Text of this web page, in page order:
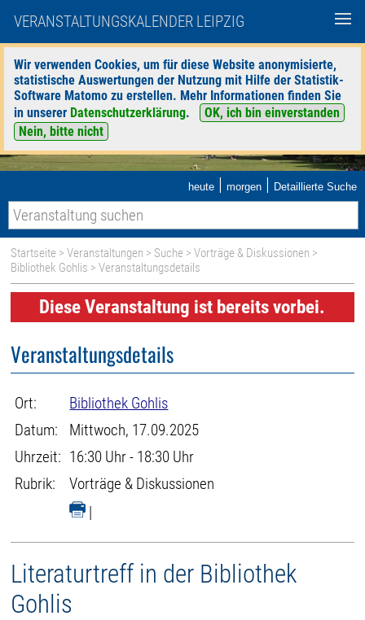
VERANSTALTUNGSKALENDER LEIPZIG
Wir verwenden Cookies, um für diese Website anonymisierte,
statistische Auswertungen der Nutzung mit Hilfe der Statistik-
Software Matomo zu erstellen. Mehr Informationen finden Sie
in unserer Datenschutzerklärung.
OK, ich bin einverstanden
Nein, bitte nicht
heute | morgen | Detaillierte Suche
Startseite >Veranstaltungen > Suche >Vorträge & Diskussionen >
Bibliothek Gohlis > Veranstaltungsdetails
Diese Veranstaltung ist bereits vorbei.
Veranstaltungsdetails
Ort:
Bibliothek Gohlis
Datum:
Mittwoch, 17.09.2025
Uhrzeit: 16:30 Uhr - 18:30 Uhr
Rubrik:
Vorträge & Diskussionen
|
Literaturtreff in der Bibliothek
Gohlis